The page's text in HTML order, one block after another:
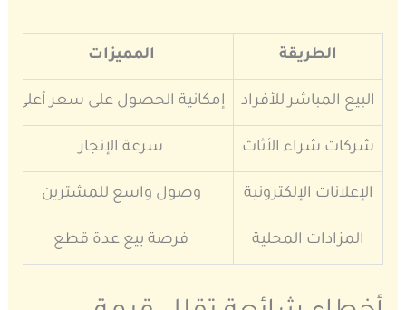
الطريقة المميزات
البيع المباشر للأفراد إمكانية الحصول على سعر أعلى
شركات شراء الأثاث سرعة الإنجاز
الإعلانات الإلكترونية وصول واسع للمشترين
المزادات المحلية فرصة بيع عدة قطع